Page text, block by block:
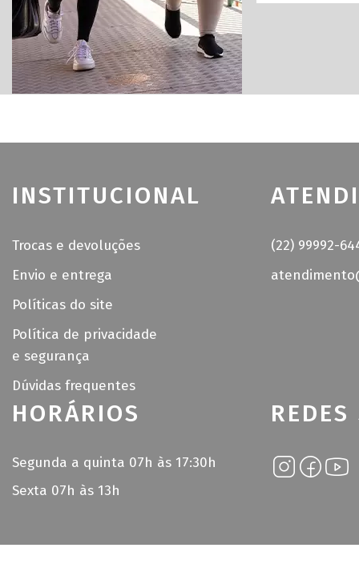
INSTITUCIONAL
Trocas e devoluções
Envio e entrega
Políticas do site
Política de privacidade
e segurança
Dúvidas frequentes
(22) 99992-
HORÁRIOS
Segunda a quinta 07h às 17:30h
Sexta 07h às 13h